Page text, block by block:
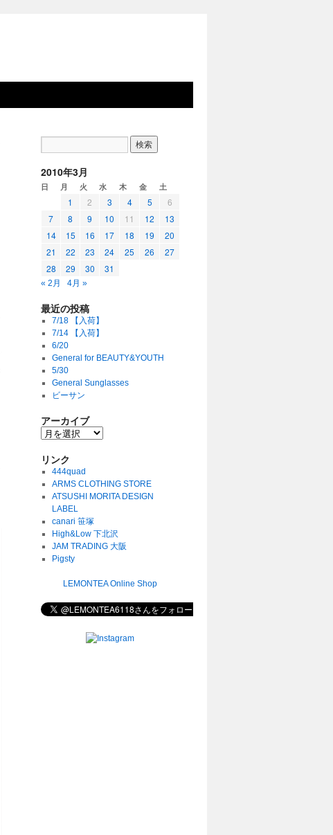
2010年3月
日 月 火 水 木 金 土
1 2 3 4 5
6
7
8 9 10 11 12
13
14
15 16 17 18 19
20
21
22 23 24 25 26
27
28
29 30 31
« 2月 4月 »
最近の投稿
7/18 【入荷】
7/14 【入荷】
6/20
General for BEAUTY&YOUTH
5/30
General Sunglasses
ビーサン
アーカイブ
リンク
444quad
ARMS CLOTHING STORE
ATSUSHI MORITA DESIGN
LABEL
canari 笹塚
High&Low 下北沢
JAM TRADING 大阪
Pigsty
LEMONTEA Online Shop